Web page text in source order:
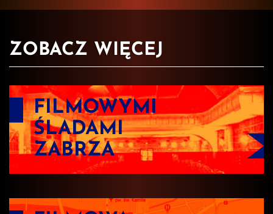
ZOBACZ WIĘCEJ
FILMOWYMI
ŚLADAMI
ZABRZA